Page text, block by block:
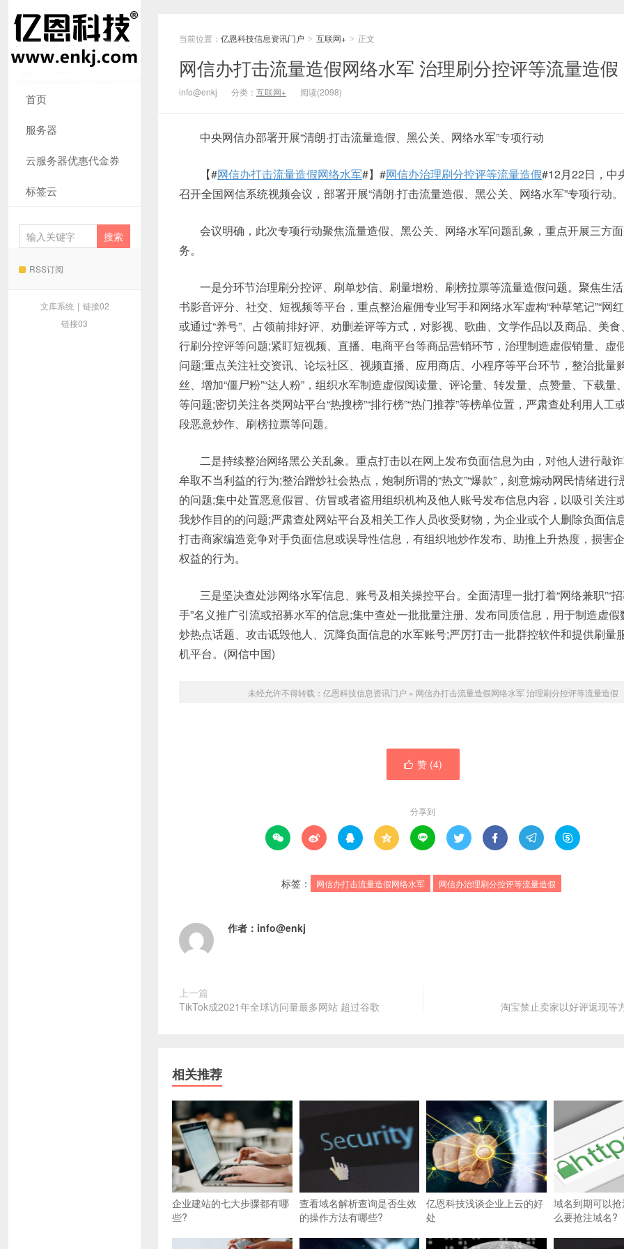
首页
服务器
云服务器优惠代金券
标签云
RSS订阅
文库系统 | 链接02
链接03
当前位置： 亿恩科技信息资讯门户 > 互联网+ > 正文
网信办打击流量造假网络水军 治理刷分控评等流量造假
info@enkj 分类： 互联网+ 阅读(2098)
中央网信办部署开展“清朗·打击流量造假、黑公关、网络水军”专项行动
【#网信办打击流量造假网络水军#】#网信办治理刷分控评等流量造假#12月22日，中
召开全国网信系统视频会议，部署开展“清朗·打击流量造假、黑公关、网络水军”专项行动。
会议明确，此次专项行动聚焦流量造假、黑公关、网络水军问题乱象，重点开展三方
务。
一是分环节治理刷分控评、刷单炒信、刷量增粉、刷榜拉票等流量造假问题。聚焦生
书影音评分、社交、短视频等平台，重点整治雇佣专业写手和网络水军虚构“种草笔记”“网
或通过“养号”、占领前排好评、劝删差评等方式，对影视、歌曲、文学作品以及商品、美
行刷分控评等问题;紧盯短视频、直播、电商平台等商品营销环节，治理制造虚假销量、虚
问题;重点关注社交资讯、论坛社区、视频直播、应用商店、小程序等平台环节，整治批量
丝、增加“僵尸粉”“达人粉”，组织水军制造虚假阅读量、评论量、转发量、点赞量、下载量
等问题;密切关注各类网站平台“热搜榜”“排行榜”“热门推荐”等榜单位置，严肃查处利用人工
段恶意炒作、刷榜拉票等问题。
二是持续整治网络黑公关乱象。重点打击以在网上发布负面信息为由，对他人进行敲
牟取不当利益的行为;整治蹭炒社会热点，炮制所谓的“热文”“爆款”，刻意煽动网民情绪进行
的问题;集中处置恶意假冒、仿冒或者盗用组织机构及他人账号发布信息内容，以吸引关注
我炒作目的的问题;严肃查处网站平台及相关工作人员收受财物，为企业或个人删除负面信
打击商家编造竞争对手负面信息或误导性信息，有组织地炒作发布、助推上升热度，损害
权益的行为。
三是坚决查处涉网络水军信息、账号及相关操控平台。全面清理一批打着“网络兼职”“
手”名义推广引流或招募水军的信息;集中查处一批批量注册、发布同质信息，用于制造虚假
炒热点话题、攻击诋毁他人、沉降负面信息的水军账号;严厉打击一批群控软件和提供刷量
机平台。(网信中国)
未经允许不得转载： 亿恩科技信息资讯门户 » 网信办打击流量造假网络水军 治理刷分控评等流量造假
 赞 (4)
分享到
        
标签： 网信办打击流量造假网络水军 网信办治理刷分控评等流量造假
作者： info@enkj
上一篇
TikTok成2021年全球访问量最多网站 超过谷歌
淘宝禁止卖家以好评返现等
相关推荐
企业建站的七大步骤都有哪
些?
查看域名解析查询是否生效
的操作方法有哪些?
亿恩科技浅谈企业上云的好
处
域名到期可以
么要抢注域名?